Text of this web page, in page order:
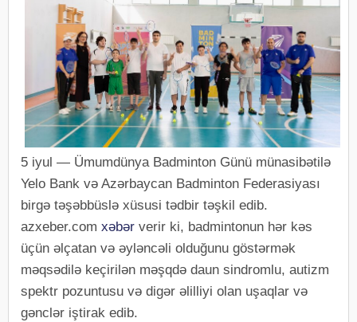
5 iyul — Ümumdünya Badminton Günü münasibətilə
Yelo Bank və Azərbaycan Badminton Federasiyası
birgə təşəbbüslə xüsusi tədbir təşkil edib.
azxeber.com xəbər verir ki, badmintonun hər kəs
üçün əlçatan və əyləncəli olduğunu göstərmək
məqsədilə keçirilən məşqdə daun sindromlu, autizm
spektr pozuntusu və digər əlilliyi olan uşaqlar və
gənclər iştirak edib.